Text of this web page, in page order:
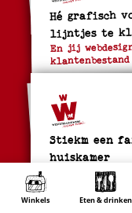
Winkels Eten & drinken
Hé grafisch
lijntjes te
En jij
Stiekm een
huiskamer
Kerstcadeau